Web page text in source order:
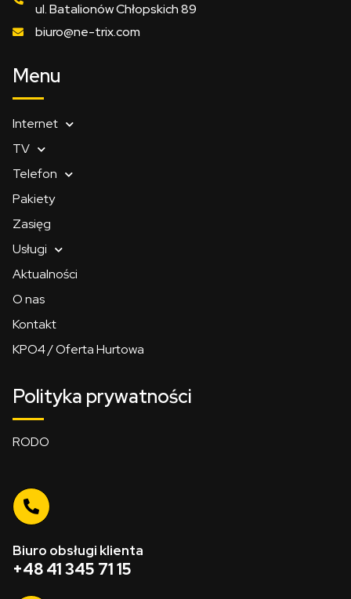
ul. Batalionów Chłopskich 89
biuro@ne-trix.com
Menu
Internet
TV
Telefon
Pakiety
Zasięg
Usługi
Aktualności
O nas
Kontakt
KPO4 / Oferta Hurtowa
Polityka prywatności
RODO
Biuro obsługi klienta
+48 41 345 71 15